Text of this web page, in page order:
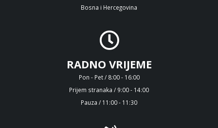
Bosna i Hercegovina
RADNO VRIJEME
Pon - Pet / 8:00 - 16:00
Prijem stranaka / 9:00 - 14:00
Pauza / 11:00 - 11:30